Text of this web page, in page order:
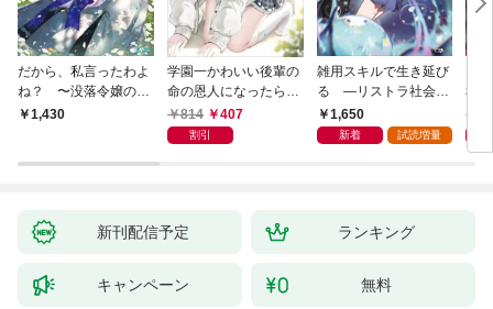
だから、私言ったわよ
ね？ 〜没落令嬢の案
外楽しい領地改革〜
1,430
学園一かわいい後輩の
命の恩人になったら、
通い妻になって関係を
迫ってくる。
814 407
割引
雑用スキルで生き延び
る —リストラ社会人
のソロダンジョン攻略
記—
1,650
新着 試読増量
私
戻
し
新刊配信予定 ランキング
キャンペーン 無料